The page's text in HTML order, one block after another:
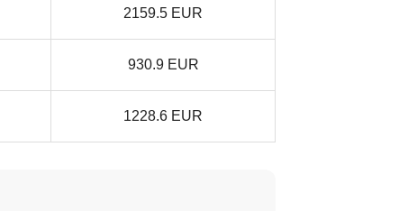
2159.5 EUR
930.9 EUR
1228.6 EUR